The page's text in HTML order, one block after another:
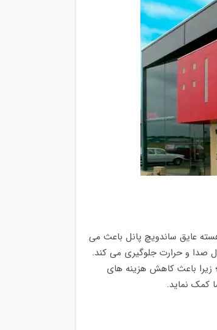
عایق ساندویچ پانل باعث می
صدا و حرارت جلوگیری می کند.
زیرا باعث کاهش هزینه های
کمک نماید.